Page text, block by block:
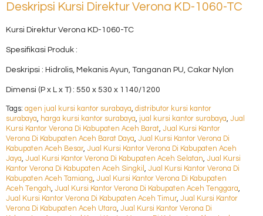
Deskripsi Kursi Direktur Verona KD-1060-TC
Kursi Direktur Verona KD-1060-TC
Spesifikasi Produk :
Deskripsi : Hidrolis, Mekanis Ayun, Tanganan PU, Cakar Nylon
Dimensi (P x L x T) : 550 x 530 x 1140/1200
Tags: agen jual kursi kantor surabaya, distributor kursi kantor
surabaya, harga kursi kantor surabaya, jual kursi kantor surabaya, Jual
Kursi Kantor Verona Di Kabupaten Aceh Barat, Jual Kursi Kantor
Verona Di Kabupaten Aceh Barat Daya, Jual Kursi Kantor Verona Di
Kabupaten Aceh Besar, Jual Kursi Kantor Verona Di Kabupaten Aceh
Jaya, Jual Kursi Kantor Verona Di Kabupaten Aceh Selatan, Jual Kursi
Kantor Verona Di Kabupaten Aceh Singkil , Jual Kursi Kantor Verona Di
Kabupaten Aceh Tamiang, Jual Kursi Kantor Verona Di Kabupaten
Aceh Tengah, Jual Kursi Kantor Verona Di Kabupaten Aceh Tenggara,
Jual Kursi Kantor Verona Di Kabupaten Aceh Timur, Jual Kursi Kantor
Verona Di Kabupaten Aceh Utara, Jual Kursi Kantor Verona Di